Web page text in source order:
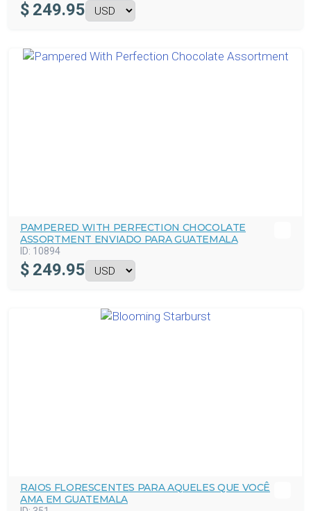
$ 249.95
PAMPERED WITH PERFECTION CHOCOLATE
ASSORTMENT ENVIADO PARA GUATEMALA
ID: 10894
$ 249.95
RAIOS FLORESCENTES PARA AQUELES QUE VOCÊ
AMA EM GUATEMALA